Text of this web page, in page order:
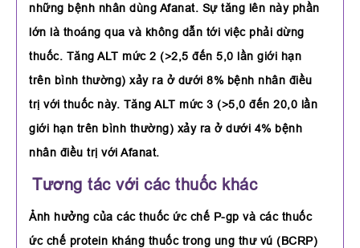
những bệnh nhân dùng Afanat. Sự tăng lên này phần
lớn là thoáng qua và không dẫn tới việc phải dừng
thuốc. Tăng ALT mức 2 (>2,5 đến 5,0 lần giới hạn
trên bình thường) xảy ra ở dưới 8% bệnh nhân điều
trị với thuốc này. Tăng ALT mức 3 (>5,0 đến 20,0 lần
giới hạn trên bình thường) xảy ra ở dưới 4% bệnh
nhân điều trị với Afanat.
Tương tác với các thuốc khác
Ảnh hưởng của các thuốc ức chế P-gp và các thuốc
ức chế protein kháng thuốc trong ung thư vú (BCRP)